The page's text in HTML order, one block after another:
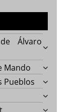
Álvaro
Mando
Pueblos